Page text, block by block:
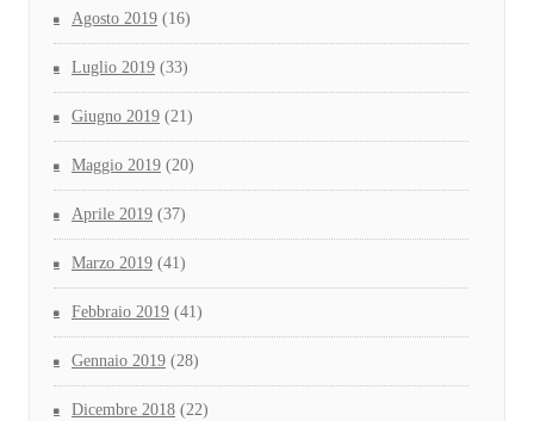
Agosto 2019 (16)
Luglio 2019 (33)
Giugno 2019 (21)
Maggio 2019 (20)
Aprile 2019 (37)
Marzo 2019 (41)
Febbraio 2019 (41)
Gennaio 2019 (28)
Dicembre 2018 (22)